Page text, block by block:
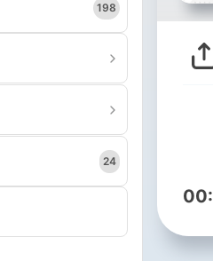
198
24